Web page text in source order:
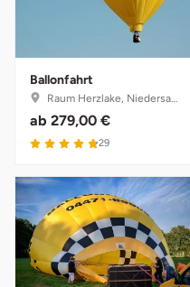
Ballonfahrt
Raum Herzlake, Niedersachsen
ab 279,00 €
29